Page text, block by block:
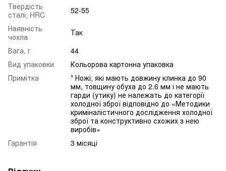
Твердість
сталі, HRC
52-55
Наявність
чохла
Так
Вага, г
44
Вид упаковки
Кольорова картонна упаковка
Примітка
* Ножі, які мають довжину клинка до 90
мм, товщину обуха до 2.6 мм і не мають
гарди (утику) не належать до категорії
холодної зброї відповідно до «Методики
криміналістичного дослідження холодної
зброї та конструктивно схожих з нею
виробів»
Гарантія
3 місяці